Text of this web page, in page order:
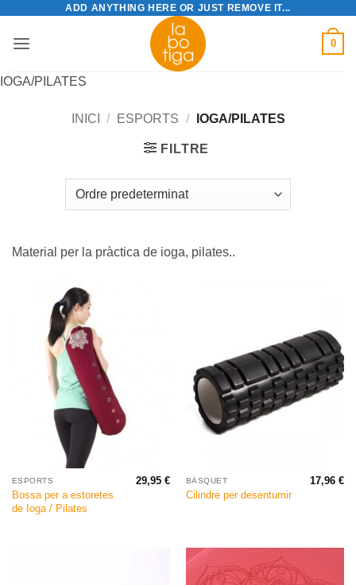
content
ADD ANYTHING HERE OR JUST REMOVE IT...
0
IOGA/PILATES
INICI / ESPORTS / IOGA/PILATES
FILTRE
Material per la pràctica de ioga, pilates..
ESPORTS
Bossa per a estoretes
de Ioga / Pilates
29,95€ BÀSQUET
Cilindre per desentumir
17,96€